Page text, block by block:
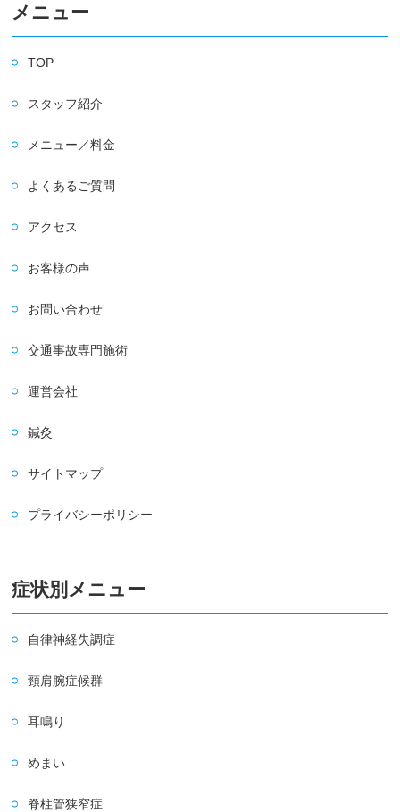
メニュー
TOP
スタッフ紹介
メニュー／料金
よくあるご質問
アクセス
お客様の声
お問い合わせ
交通事故専門施術
運営会社
鍼灸
サイトマップ
プライバシーポリシー
症状別メニュー
自律神経失調症
頸肩腕症候群
耳鳴り
めまい
脊柱管狭窄症